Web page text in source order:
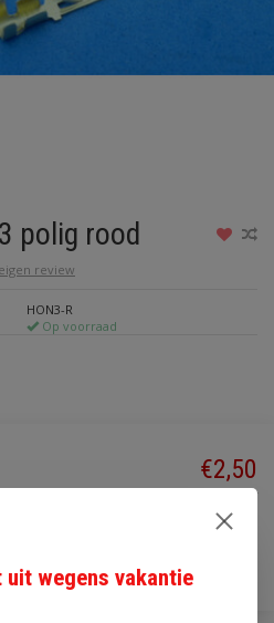
polig rood
review
HON3-R
Op voorraad
€2,50
Incl. btw
wegens vakantie